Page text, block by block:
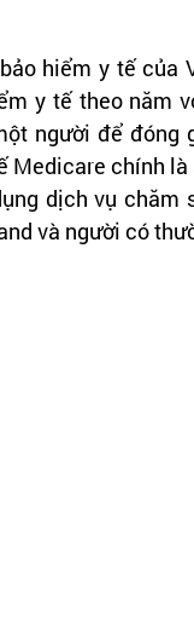
hiểm y tế của
y tế theo năm
người để đóng
chính
dịch vụ chăm
và người có